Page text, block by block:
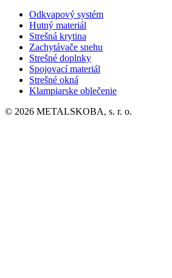
Odkvapový systém
Hutný materiál
Strešná krytina
Zachytávače snehu
Strešné doplnky
Spojovací materiál
Strešné okná
Klampiarske oblečenie
© 2026 METALSKOBA, s. r. o.